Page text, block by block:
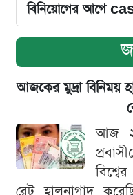
বিনিয়োগের আগে
আজকের মুদ্রা বিনিময়
আজ